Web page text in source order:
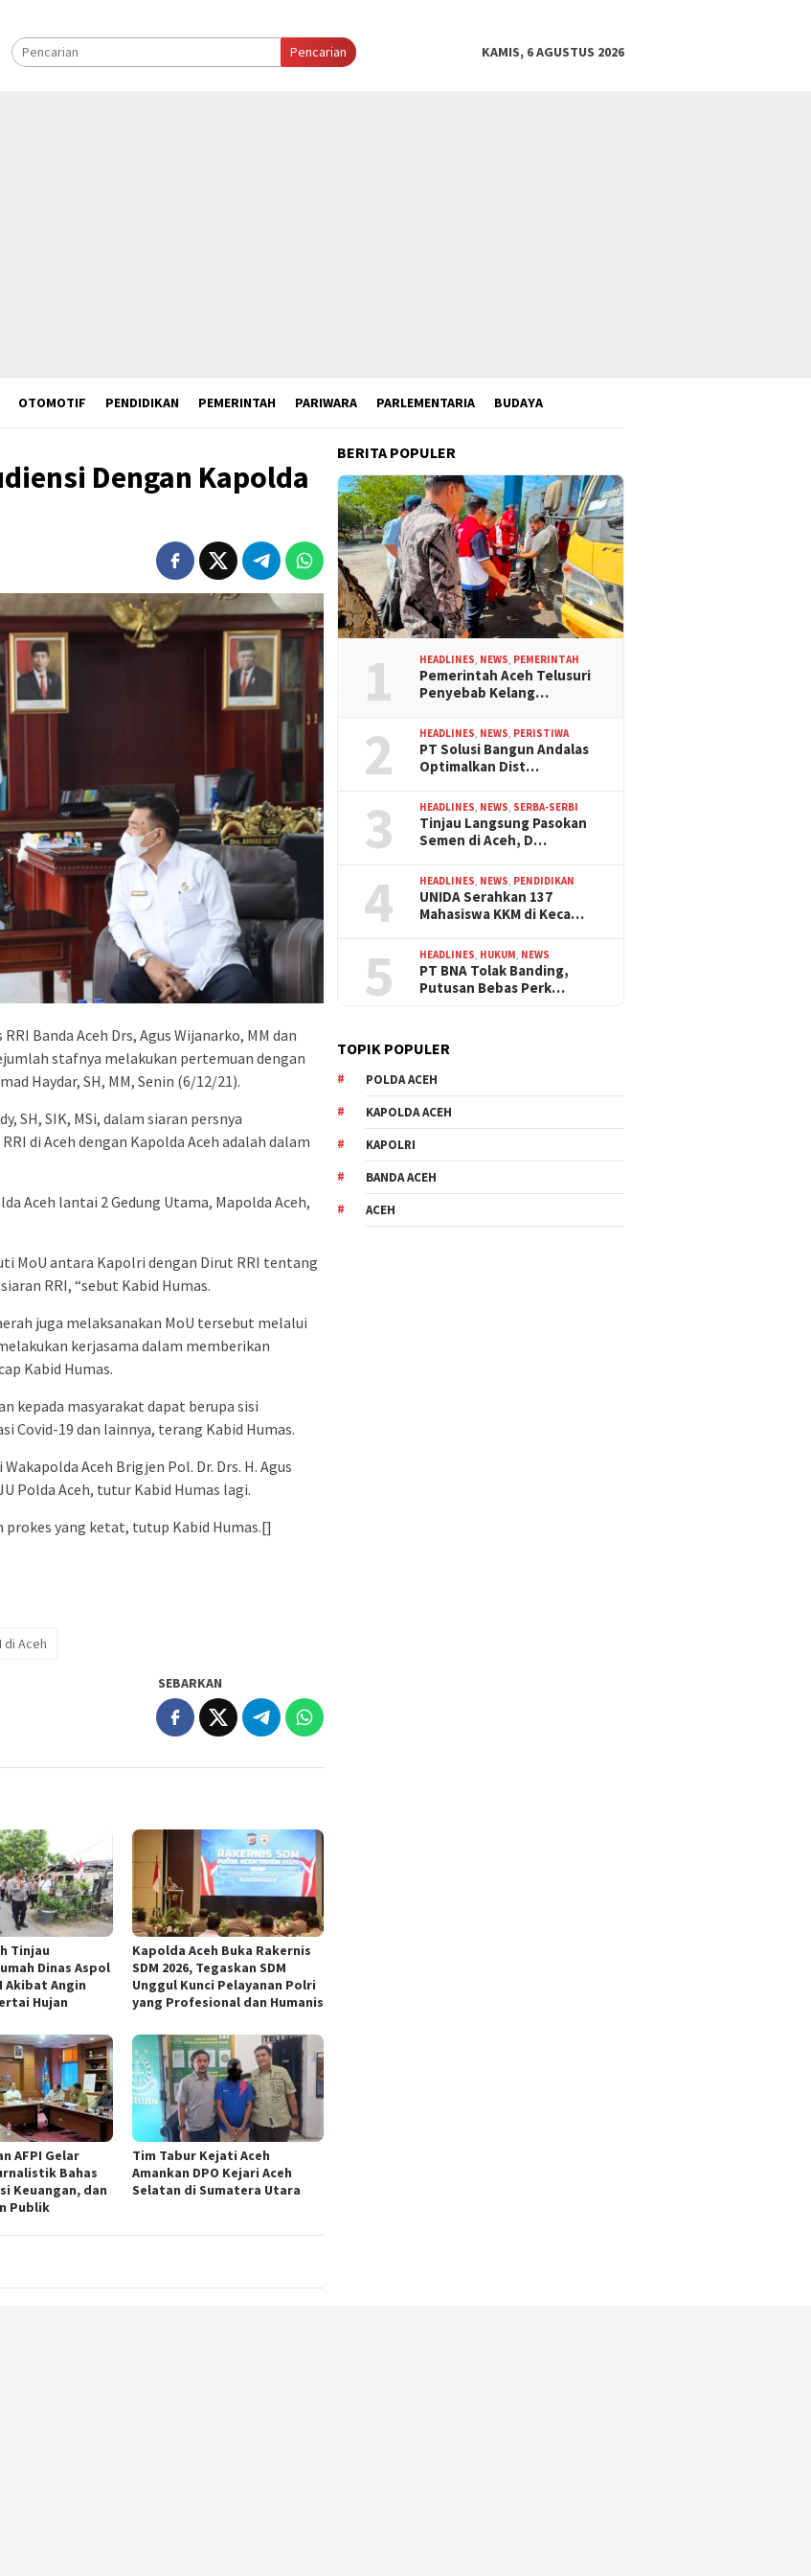
Pencarian KAMIS, 6 AGUSTUS 2026
OTOMOTIF PENDIDIKAN PEMERINTAH PARIWARA PARLEMENTARIA BUDAYA
Dengan Kapolda
Banda Aceh Drs, Agus Wijanarko, MM dan
stafnya melakukan pertemuan dengan
Haydar, SH, MM, Senin (6/12/21).
SH, SIK, MSi, dalam siaran persnya
di Aceh dengan Kapolda Aceh adalah dalam
Aceh lantai 2 Gedung Utama, Mapolda Aceh,
MoU antara Kapolri dengan Dirut RRI tentang
RRI, “sebut Kabid Humas.
juga melaksanakan MoU tersebut melalui
kerjasama dalam memberikan
Kabid Humas.
kepada masyarakat dapat berupa sisi
19 dan lainnya, terang Kabid Humas.
Aceh Brigjen Pol. Dr. Drs. H. Agus
Polda Aceh, tutur Kabid Humas lagi.
yang ketat, tutup Kabid Humas.[]
di Aceh
SEBARKAN
Tinjau
Dinas Aspol
Akibat Angin
Hujan
Kapolda Aceh Buka Rakernis
SDM 2026, Tegaskan SDM
Unggul Kunci Pelayanan Polri
yang Profesional dan Humanis
AFPI Gelar
Bahas
Keuangan, dan
Publik
Tim Tabur Kejati Aceh
Amankan DPO Kejari Aceh
Selatan di Sumatera Utara
BERITA POPULER
1 HEADLINES NEWS PEMERINTAH
Pemerintah Aceh Telusuri
Penyebab Kelang…
2 HEADLINES NEWS PERISTIWA
PT Solusi Bangun Andalas
Optimalkan Dist…
3 HEADLINES NEWS SERBA-SERBI
Tinjau Langsung Pasokan
Semen di Aceh, D…
4 HEADLINES NEWS PENDIDIKAN
UNIDA Serahkan 137
Mahasiswa KKM di Keca…
5 HEADLINES HUKUM NEWS
PT BNA Tolak Banding,
Putusan Bebas Perk…
TOPIK POPULER
POLDA ACEH
KAPOLDA ACEH
KAPOLRI
BANDA ACEH
ACEH